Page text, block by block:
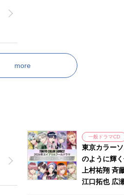
more
一般ドラマCD
東京カラー
のように輝
上村祐翔 斉
江口拓也 広